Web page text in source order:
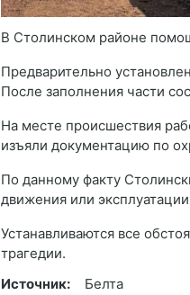
В Столинском районе
Предварительно
После заполнения части
На месте происшествия
изъяли документацию по
По данному факту
движения или
Устанавливаются все
трагедии.
Источник:
Белта